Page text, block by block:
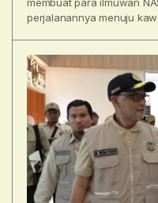
perjalanannya menuju